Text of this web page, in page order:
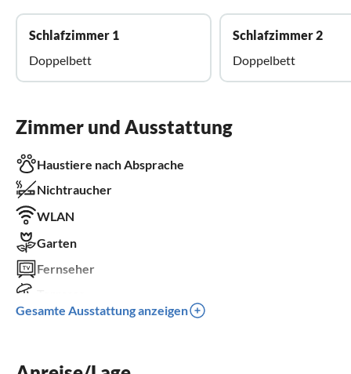
Schlafzimmer 1
Doppelbett
Schlafzimmer 2
Doppelbett
Zimmer und Ausstattung
Haustiere nach Absprache
Nichtraucher
WLAN
Garten
Fernseher
Spülmaschine
Gesamte Ausstattung anzeigen